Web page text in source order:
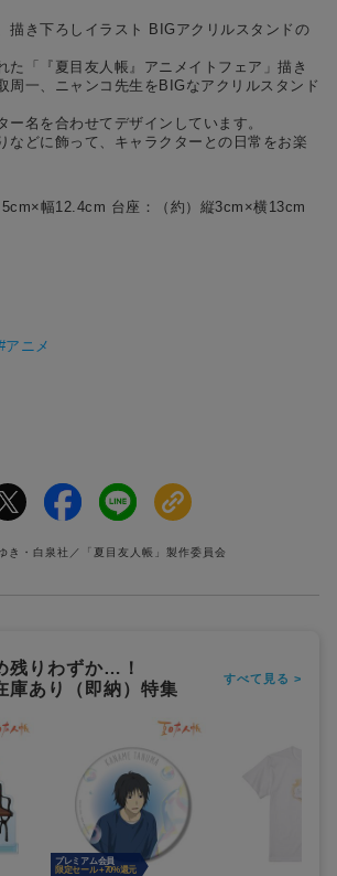
描き下ろしイラスト BIGアクリルスタンドの
た「『夏目友人帳』アニメイトフェア」描き
周一、ニャンコ先生をBIGなアクリルスタンド
ー名を合わせてデザインしています。
などに飾って、キャラクターとの日常をお楽
幅12.4cm 台座：（約）縦3cm×横13cm
アニメ
き・白泉社／「夏目友人帳」製作委員会
残りわずか…！
庫あり（即納）特集
すべて見る >
プレミアム会員
限定セール +70%還元